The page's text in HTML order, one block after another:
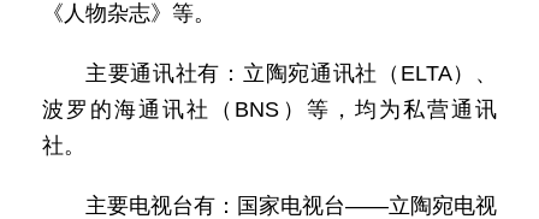
《人物杂志》等。
主要通讯社有：立陶宛通讯社（ELTA）、
波罗的海通讯社（BNS）等，均为私营通讯
社。
主要电视台有：国家电视台——立陶宛电视